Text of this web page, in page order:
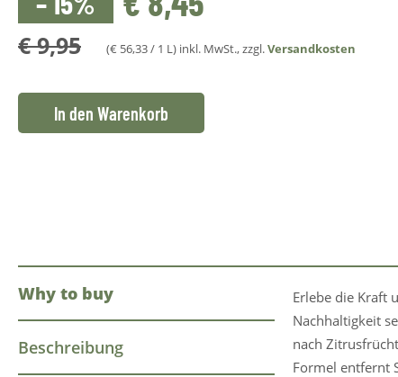
€9,95 (€ 56,33/ 1 L) inkl. MwSt., zzgl.Versandkosten
In den Warenkorb
Why to buy
Beschreibung
Erlebe die Kraft
Nachhaltigkeit
nach
Formel entfernt